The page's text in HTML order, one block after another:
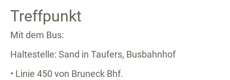
Treffpunkt
Mit dem Bus:
Haltestelle: Sand in Taufers, Busbahnhof
• Linie 450 von Bruneck Bhf.